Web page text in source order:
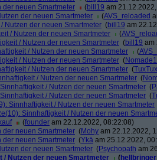
der neuen Smartmeter
(bill19 am
der neuen Smartmeter
(AVS_reloaded
Nutzen der neuen Smartmeter (bill19 am
/ Nutzen der neuen Smartmeter
(
/ Nutzen der neuen Smartmeter (bill19 am
/ Nutzen der neuen Smartmeter
(
/ Nutzen der neuen Smartmeter (Nomade1
/ Nutzen der neuen Smartmeter (TuxTux
/ Nutzen der neuen Smartmeter (
/ Nutzen der neuen Smartmeter (
/ Nutzen der neuen Smartmeter (
Sinnhaftigkeit / Nutzen der neuen Smartmeter
Sinnhaftigkeit / Nutzen der neuen
(founder am 22.12.2022, 08:22:08)
der neuen Smartmeter (Mohy am 22.12.2022,
der neuen Smartmeter (Ykä am 25.12.2022,
der neuen Smartmeter (Psychopath am
/ Nutzen der neuen Smartmeter
(hellbringer